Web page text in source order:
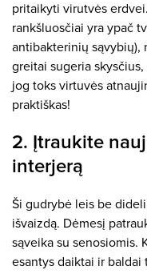
pritaikyti virutvės
rankšluosčiai yra ypač
antibakterinių sąvybių),
greitai sugeria
jog toks virtuvės
praktiškas!
2. Įtraukite
interjerą
Ši gudrybė leis be
išvaizdą. Dėmesį
sąveika su senosiomis.
esantys daiktai ir baldai